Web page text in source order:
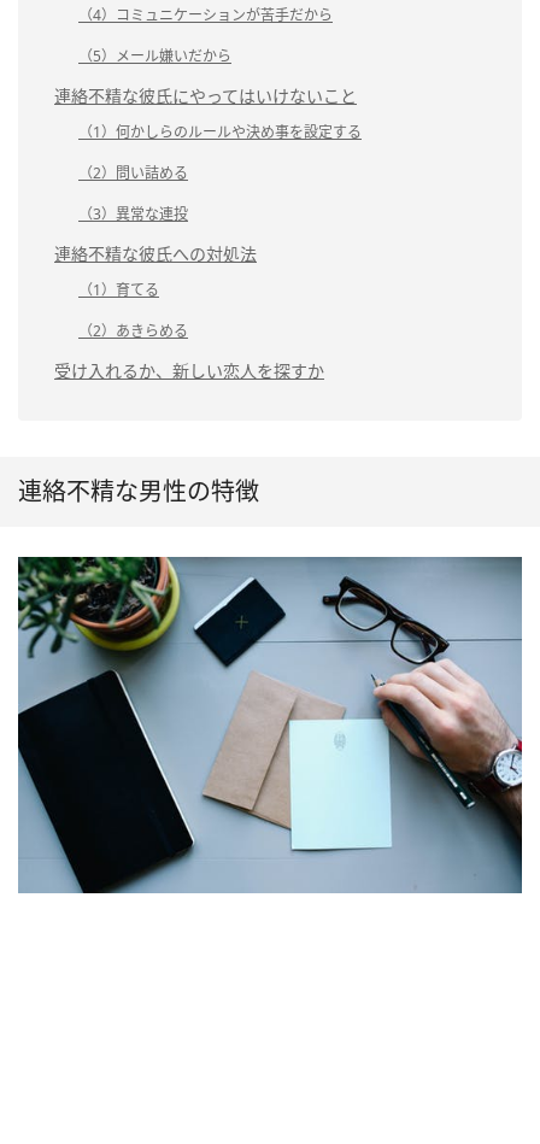
（4）コミュニケーションが苦手だから
（5）メール嫌いだから
連絡不精な彼氏にやってはいけないこと
（1）何かしらのルールや決め事を設定する
（2）問い詰める
（3）異常な連投
連絡不精な彼氏への対処法
（1）育てる
（2）あきらめる
受け入れるか、新しい恋人を探すか
連絡不精な男性の特徴